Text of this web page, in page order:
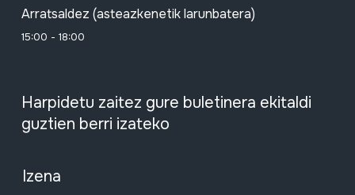
Arratsaldez (asteazkenetik larunbatera)
15:00 - 18:00
Harpidetu zaitez gure buletinera ekitaldi
guztien berri izateko
Izena